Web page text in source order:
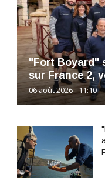
"Fort Boyard"
sur France 2,
06 août 2026 - 11:10